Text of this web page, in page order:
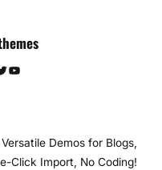
YouTube
Demos for Blogs,
Click Import, No Coding!